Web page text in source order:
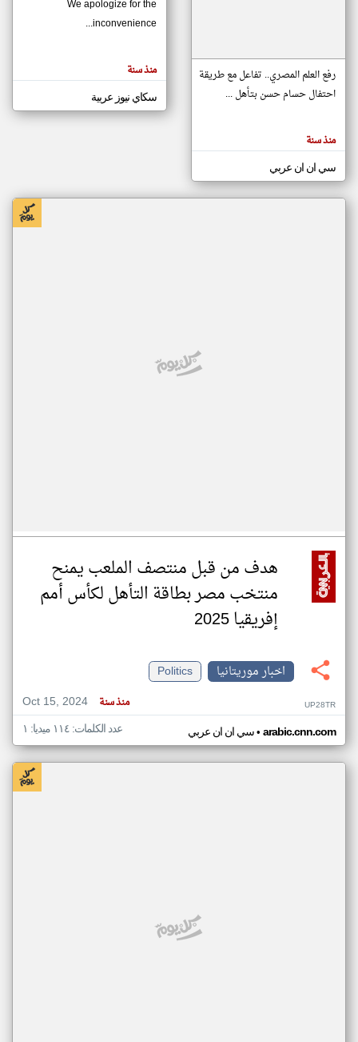
مصادر الأخبار من موريتانيا
اخبار موريتانيا على مدار الساعة
أهم اخبار موريتانيا العاجلة والمباشرة
المقالات
الموجوده
هنا عن
رفع العلم المصري.. تفاعل مع طريقة
احتفال حسام حسن بتأهل ...
منذ سنة
سي ان ان عربي
We apologize for the
inconvenience...
منذ سنة
سكاي نيوز عربية
هدف من قبل منتصف الملعب يمنح
منتخب مصر بطاقة التأهل لكأس أمم
إفريقيا 2025
اخبار موريتانيا
Politics
Oct 15, 2024
منذ سنة UP28TR
سي ان ان عربي• arabic.cnn.com عدد الكلمات: ١١٤ ميديا: ١
klyoum.com